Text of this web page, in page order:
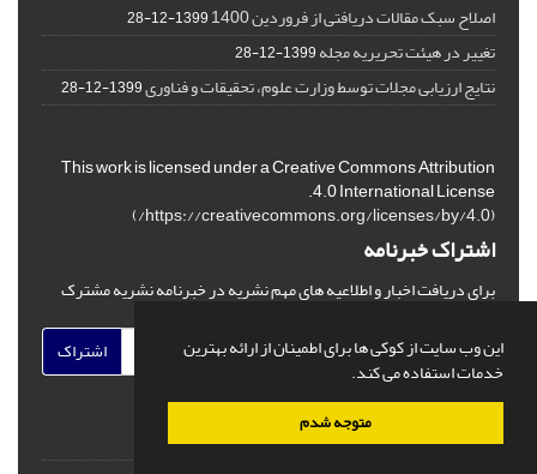
این وب سایت از کوکی ها برای اطمینان از ارائه بهترین
خدمات استفاده می کند.
متوجه شدم
اصلاح سبک مقالات دریافتی از فروردین 1400 1399-12-28
تغییر در هیئت تحریریه مجله1399-12-28
نتایج ارزیابی مجلات توسط وزارت علوم، تحقیقات و فناوری1399-12-28
This work is licensed under a Creative Commons Attribution
4.0 International License.
(
https://creativecommons.org/licenses/by/4.0/
)
اشتراک خبرنامه
برای دریافت اخبار و اطلاعیه های مهم نشریه در خبرنامه نشریه مشترک
اشتراک